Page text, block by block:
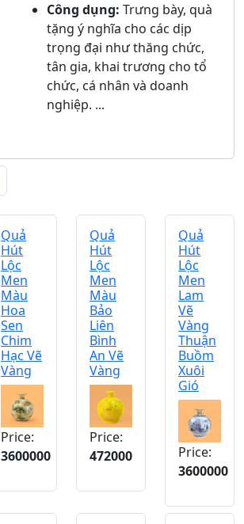
Công dụng: Trưng bày, quà
tặng ý nghĩa cho các dịp
trọng đại như thăng chức,
tân gia, khai trương cho tổ
chức, cá nhân và doanh
nghiệp. ...
Quả
Hút
Lộc
Men
Màu
Hoa
Sen
Chim
Hạc Vẽ
Vàng
Price:
3600000
Quả
Hút
Lộc
Men
Màu
Bảo
Liên
Bình
An Vẽ
Vàng
Price:
472000
Quả
Hút
Lộc
Men
Lam
Vẽ
Vàng
Thuận
Buồm
Xuôi
Gió
Price:
3600000